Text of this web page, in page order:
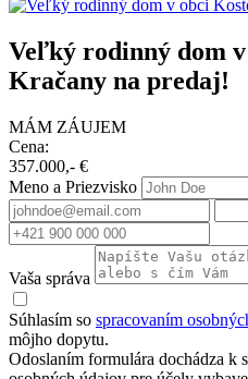
Veľký rodinný dom
Kračany na predaj!
MÁM ZÁUJEM
Cena:
357.000,- €
Meno a Priezvisko
Vaša správa
Súhlasím so spracovaním
môjho dopytu.
Odoslaním formulára dochádza k